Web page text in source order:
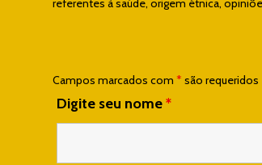
referentes à saúde, origem étnica,
Campos marcados com * são requeridos
Digite seu nome*